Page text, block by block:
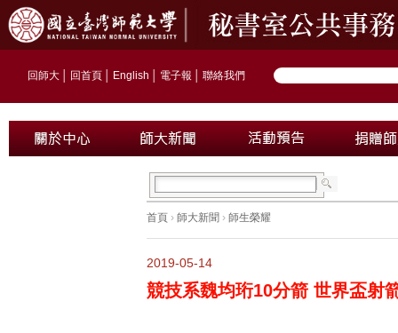
回師大 回首頁 English 電子報 聯絡我們
首頁 › 師大新聞 › 師生榮耀
2019-05-14
競技系魏均珩10分箭 世界盃射